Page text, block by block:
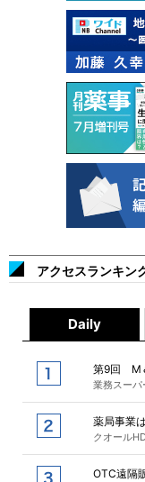
アクセスランキン
Daily
第9回 M
業務スー
薬局事業
クオール
OTC遠隔